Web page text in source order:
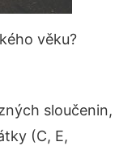
věku?
sloučenin,
(C, E,